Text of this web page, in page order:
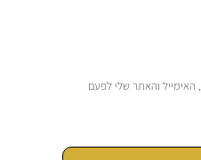
והאתר שלי לפעם